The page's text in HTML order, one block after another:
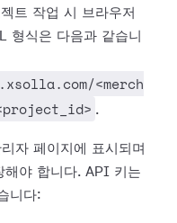
트 작업 시 브라우저
형식은 다음과 같습니
<merch
.
자 페이지에 표시되며
해야 합니다. API 키는
니다: